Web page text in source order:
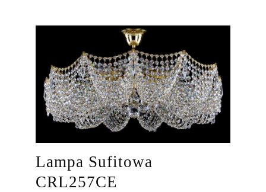
Lampa Sufitowa
CRL257CE